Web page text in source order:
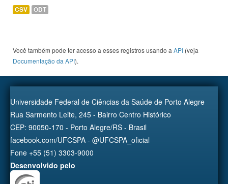
CSV ODT
Você também pode ter acesso a esses registros usando a API (veja
Documentação da API).
Universidade Federal de Ciências da Saúde de Porto Alegre
Rua Sarmento Leite, 245 - Bairro Centro Histórico
CEP: 90050-170 - Porto Alegre/RS - Brasil
facebook.com/UFCSPA - @UFCSPA_oficial
Fone +55 (51) 3303-9000
Desenvolvido pelo